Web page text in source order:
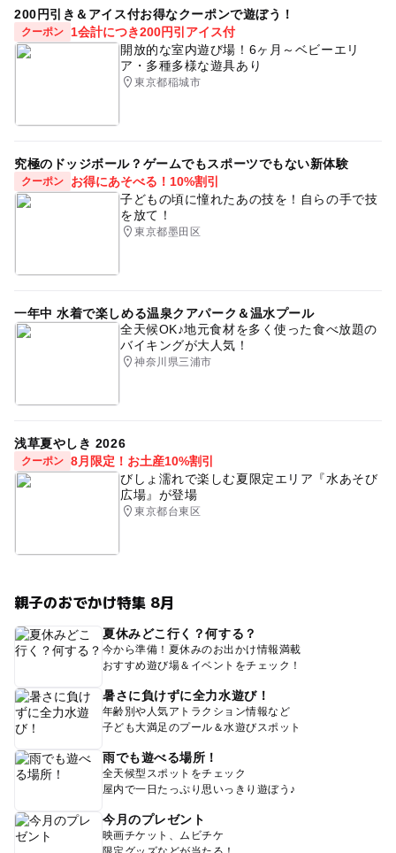
200円引き＆アイス付お得なクーポンで遊ぼう！
クーポン
1会計につき200円引アイス付
開放的な室内遊び場！6ヶ月～ベビーエリ
ア・多種多様な遊具あり
東京都稲城市
究極のドッジボール？ゲームでもスポーツでもない新体験
クーポン
お得にあそべる！10%割引
子どもの頃に憧れたあの技を！自らの手で技
を放て！
東京都墨田区
一年中 水着で楽しめる温泉クアパーク＆温水プール
全天候OK♪地元食材を多く使った食べ放題の
バイキングが大人気！
神奈川県三浦市
浅草夏やしき 2026
クーポン 8月限定！お土産10%割引
びしょ濡れで楽しむ夏限定エリア『水あそび
広場』が登場
東京都台東区
親子のおでかけ特集 8月
夏休みどこ行く？何する？
今から準備！夏休みのお出かけ情報満載
おすすめ遊び場＆イベントをチェック！
暑さに負けずに全力水遊び！
年齢別や人気アトラクション情報など
子ども大満足のプール＆水遊びスポット
雨でも遊べる場所！
全天候型スポットをチェック
屋内で一日たっぷり思いっきり遊ぼう♪
今月のプレゼント
映画チケット、ムビチケ